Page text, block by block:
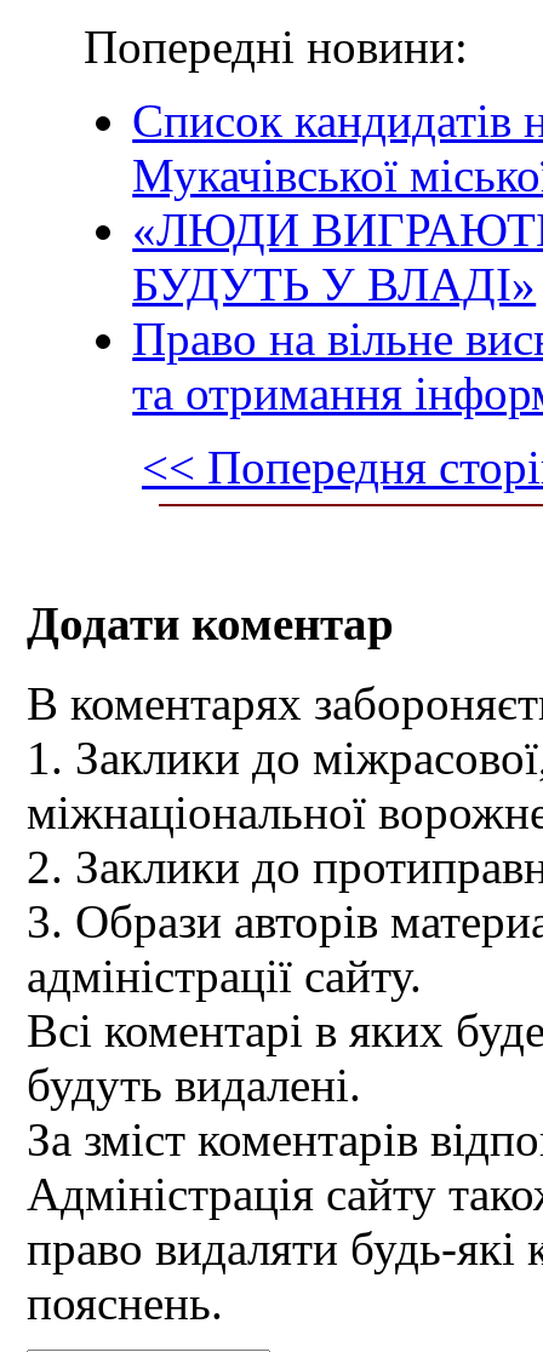
Попередні новини:
Список кандидатів
Мукачівської
«ЛЮДИ
БУДУТЬ У ВЛАДІ»
Право на вільне
та отримання
<< Попередня
Додати коментар
В коментарях
1. Заклики до
міжнаціональної
2. Заклики до
3. Образи авторів
адміністрації сайту.
Всі коментарі в яких
будуть видалені.
За зміст коментарів
Адміністрація сайту
право видаляти будь-які
пояснень.